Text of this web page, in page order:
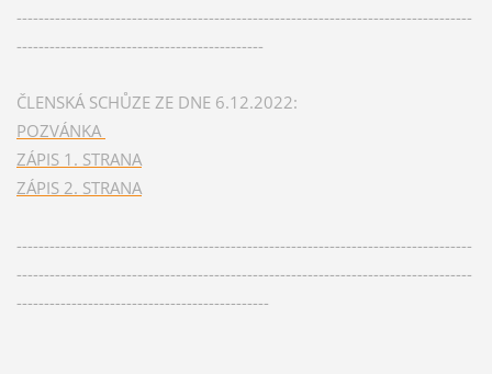
-----------------------------------------------------------------------------------
---------------------------------------------
ČLENSKÁ SCHŮZE ZE DNE 6.12.2022:
POZVÁNKA
ZÁPIS 1. STRANA
ZÁPIS 2. STRANA
-----------------------------------------------------------------------------------
-----------------------------------------------------------------------------------
----------------------------------------------